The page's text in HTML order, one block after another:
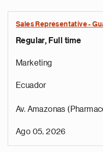
Sales Representative -
Regular, Full time
Marketing
Ecuador
Av. Amazonas
Ago 05, 2026